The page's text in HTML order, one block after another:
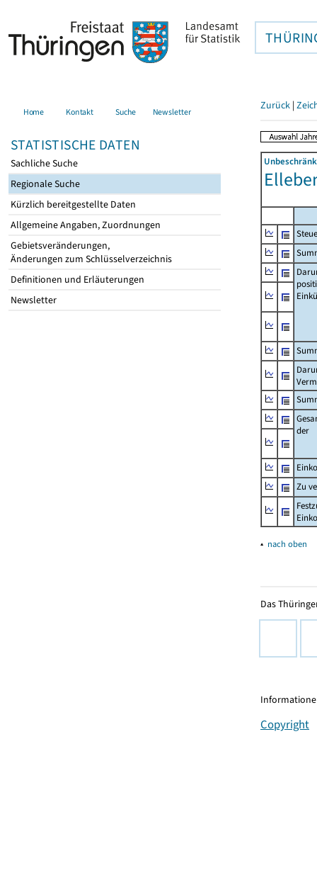
Home Kontakt Suche Newsletter
STATISTISCHE DATEN
Sachliche Suche
Regionale Suche
Kürzlich bereitgestellte Daten
Allgemeine Angaben, Zuordnungen
Gebietsveränderungen,
Änderungen zum Schlüsselverzeichnis
Definitionen und Erläuterungen
Newsletter
Zurück |
der
Zu
▴ nach oben
Das
Copyright